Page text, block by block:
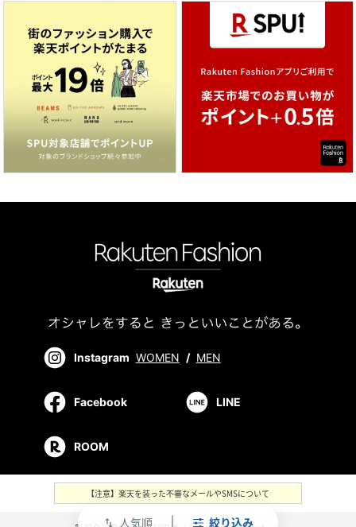
swap_vert 人気順 絞り込み
Instagram WOMEN / MEN
Facebook LINE
ROOM
【注意】楽天を装った不審なメールやSMSについて